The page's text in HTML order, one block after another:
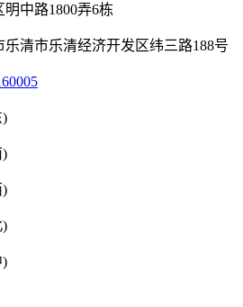
中路1800弄6栋
清市乐清经济开发区纬三路188号
)
)
)
)
)